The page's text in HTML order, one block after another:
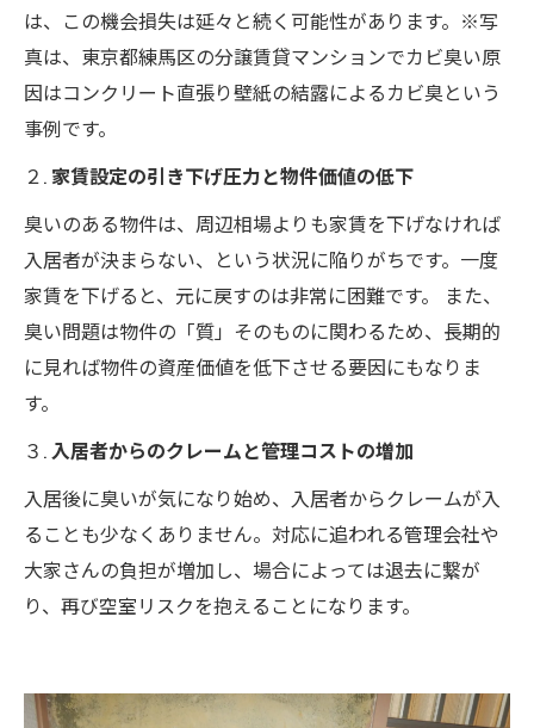
は、この機会損失は延々と続く可能性があります。※写
真は、東京都練馬区の分譲賃貸マンションでカビ臭い原
因はコンクリート直張り壁紙の結露によるカビ臭という
事例です。
２. 家賃設定の引き下げ圧力と物件価値の低下
臭いのある物件は、周辺相場よりも家賃を下げなければ
入居者が決まらない、という状況に陥りがちです。一度
家賃を下げると、元に戻すのは非常に困難です。 また、
臭い問題は物件の「質」そのものに関わるため、長期的
に見れば物件の資産価値を低下させる要因にもなりま
す。
３.入居者からのクレームと管理コストの増加
入居後に臭いが気になり始め、入居者からクレームが入
ることも少なくありません。対応に追われる管理会社や
大家さんの負担が増加し、場合によっては退去に繋が
り、再び空室リスクを抱えることになります。